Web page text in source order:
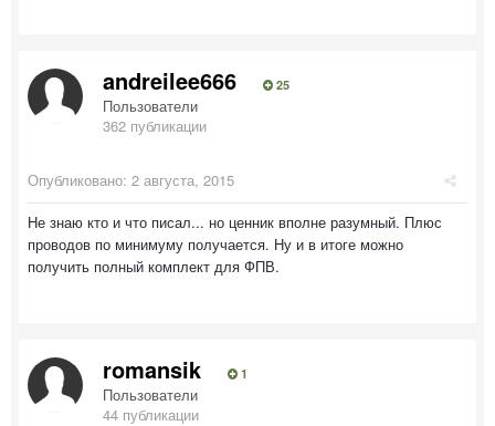
andreilee666 25
Пользователи
362 публикации
Опубликовано: 2 августа, 2015
Не знаю кто и что писал... но ценник вполне разумный. Плюс
проводов по минимуму получается. Ну и в итоге можно
получить полный комплект для ФПВ.
romansik 1
Пользователи
44 публикации